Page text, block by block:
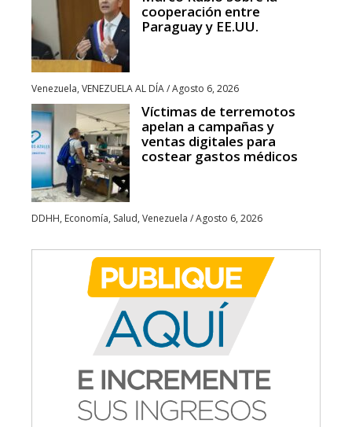
cooperación entre
Paraguay y EE.UU.
Venezuela, VENEZUELA AL DÍA/Agosto 6, 2026
Víctimas de terremotos
apelan a campañas y
ventas digitales para
costear gastos médicos
DDHH, Economía, Salud, Venezuela /Agosto 6, 2026